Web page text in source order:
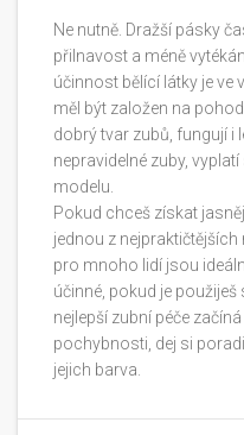
Ne nutně. Dražší pásky
přilnavost a méně
účinnost bělící látky je ve
měl být založen na
dobrý tvar zubů, fungují i
nepravidelné zuby,
modelu.
Pokud chceš získat
jednou z
pro mnoho lidí jsou
účinné, pokud je
nejlepší zubní péče
pochybnosti, dej si
jejich barva.